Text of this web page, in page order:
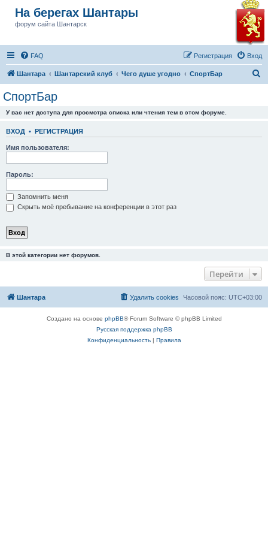
На берегах Шантары
форум сайта Шантарск
FAQ Вход
Регистрация
Шантара Шантарский клуб Чего душе угодно СпортБар
СпортБар
У вас нет доступа для просмотра списка или чтения тем в этом форуме.
ВХОД • РЕГИСТРАЦИЯ
Имя пользователя:
Пароль:
Запомнить меня
Скрыть моё пребывание на конференции в этот раз
В этой категории нет форумов.
Перейти
Шантара Часовой пояс: UTC+03:00
Удалить cookies
Создано на основе phpBB® Forum Software © phpBB Limited
Русская поддержка phpBB
Конфиденциальность| Правила